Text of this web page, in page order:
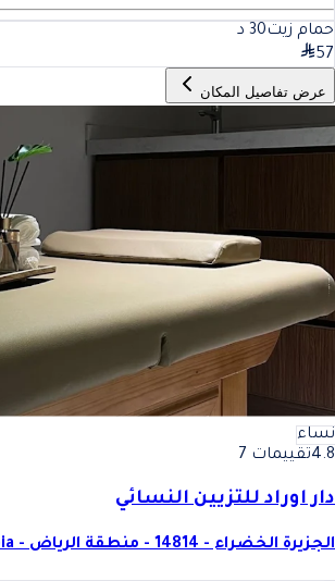
حمام زيت30 د
57
عرض تفاصيل المكان
نساء
4.8تقييمات 7
دار اوراد للتزيين النسائي
الجزيرة الخضراء - 14814 - منطقة الرياض - Saudi Arabia